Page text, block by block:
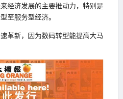
经济发展的主要推动力，特别是
至服务型经济。
革新，因为数码转型能提高大马